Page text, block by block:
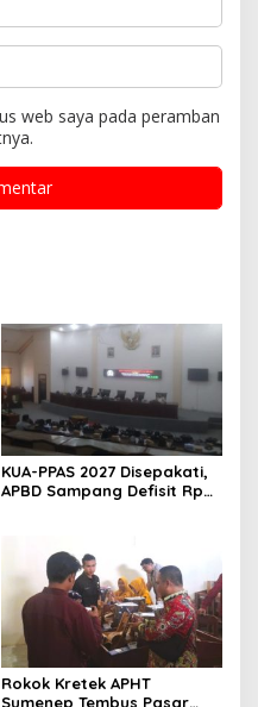
web saya pada peramban
KUA-PPAS 2027 Disepakati,
APBD Sampang Defisit Rp
Rokok Kretek APHT
Sumenep Tembus Pasar